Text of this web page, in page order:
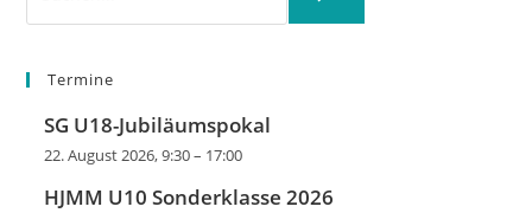
Termine
SG U18-Jubiläumspokal
22. August 2026, 9:30– 17:00
HJMM U10 Sonderklasse 2026